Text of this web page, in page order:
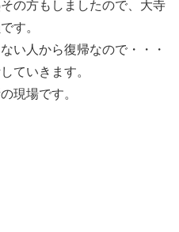
の方もしましたので、大寺
す。
い人から復帰なので・・・
ていきます。
現場です。